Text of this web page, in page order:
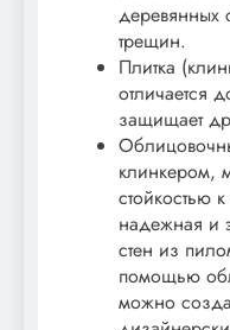
деревянных
трещин.
Плитка
отличается
защищает
клинкером,
стойкостью
надежная и
стен из
помощью
можно